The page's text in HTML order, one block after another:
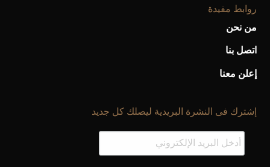
روابط مفيدة
من نحن
اتصل بنا
إعلن معنا
إشترك فى النشرة البريدية ليصلك كل جديد